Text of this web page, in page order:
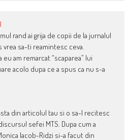
rand ai grija de copii de la jurnalul
vrea sa-ti reamintesc ceva.
am remarcat “scaparea” lui
acolo dupa ce a spus ca nu s-a
din articolul tau si o sa-l recitesc
sefei MTS. Dupa cum a
Iacob-Ridzi si-a facut din